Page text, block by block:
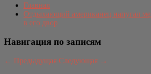
Главная
Отдыхающий американец напугал
в его двор
Навигация по записям
← Предыдущая Следующая →